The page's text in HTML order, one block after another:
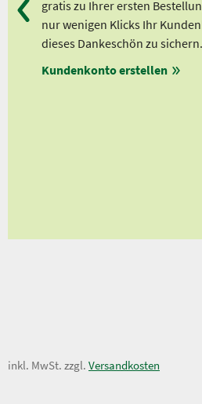
gratis zu Ihrer ersten
nur wenigen Klicks Ihr
dieses Dankeschön zu sichern.
Kundenkonto erstellen
5,90 €
inkl. MwSt. zzgl. Versandkosten